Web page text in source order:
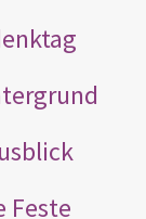
Feste